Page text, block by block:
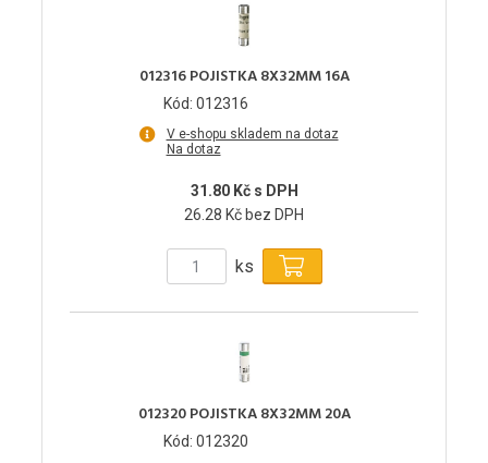
012316 POJISTKA 8X32MM 16A
Kód: 012316
V e-shopu skladem na dotaz
Na dotaz
31.80 Kč s DPH
26.28 Kč bez DPH
ks
012320 POJISTKA 8X32MM 20A
Kód: 012320